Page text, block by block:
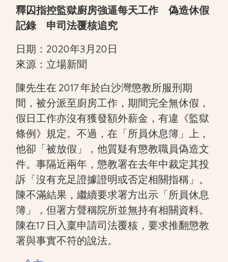
釋囚指控監獄廚房強逼每天工作 偽造休假
記錄 申司法覆核追究
日期：2020年3月20日
來源：立場新聞
陳先生在 2017 年於白沙灣懲教所服刑期
間，被分派至廚房工作，期間完全無休假，
假日工作亦沒有獲發額外薪金，有違《監獄
條例》規定。不過，在「所員休息簿」上，
他卻「被放假」，他質疑有懲教職員偽造文
件。事隔近兩年，懲教署在去年中裁定其投
訴「沒有充足證據證明或否定相關指稱」。
陳不滿結果，繼續要求署方出示「所員休息
簿」，但署方聲稱院所並無持有相關資料。
陳在17 日入稟申請司法覆核，要求推翻懲教
署與事實不符的說法。